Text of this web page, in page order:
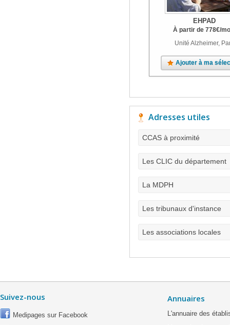
EHPAD
À partir de 778€/
Unité Alzheimer,
Ajouter à ma
Adresses utiles
CCAS à proximité
Les CLIC du département
La MDPH
Les tribunaux d'instance
Les associations locales
Suivez-nous
Medipages sur Facebook
Annuaires
L'annuaire des